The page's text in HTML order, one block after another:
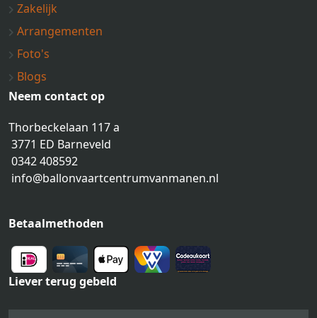
Zakelijk
Arrangementen
Foto's
Blogs
Neem contact op
Thorbeckelaan 117 a
3771 ED Barneveld
0342 408592
info@ballonvaartcentrumvanmanen.nl
Betaalmethoden
Liever terug gebeld